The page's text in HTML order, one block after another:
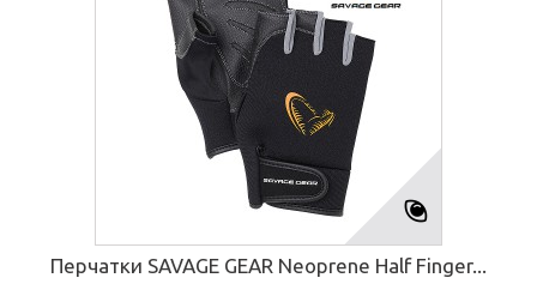
Перчатки SAVAGE GEAR Neoprene Half Finger...